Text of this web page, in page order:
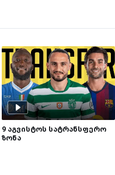
9 აგვისტოს სატრანსფერო
ზონა